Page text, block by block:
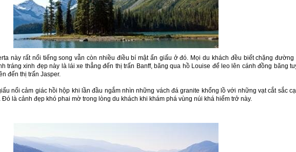
này rất nổi tiếng song vẫn còn nhiều điều bí mật ẩn giấu ở đó. Mọi du khách đều biết chặng đường
tráng xinh đẹp này là lái xe thẳng đến thị trấn Banff, băng qua hồ Louise để leo lên cánh đồng băng
đến thị trấn Jasper.
nổi cảm giác hồi hộp khi lần đầu ngắm nhìn những vách đá granite khổng lồ với những vạt cắt sắc
là cảnh đẹp khó phai mờ trong lòng du khách khi khám phá vùng núi khá hiểm trở này.